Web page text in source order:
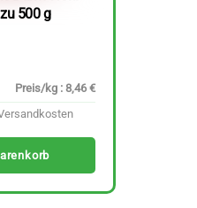
500 g
Preis/kg : 8,46 €